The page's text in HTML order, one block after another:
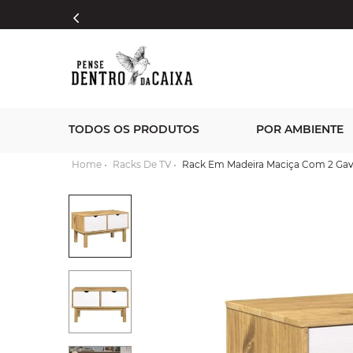
TODOS OS PRODUTOS POR AMBIENTE
Racks De TV Rack Em Madeira Maciça Com 2